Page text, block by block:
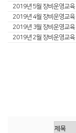
HD Gantry Series
Tube∨
2019년 5월 장비운영교육
2019년 4월 장비운영교육
2019년 3월 장비운영교육
2019년 2월 장비운영교육